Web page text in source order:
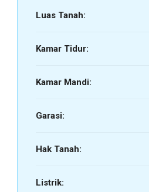
Luas Tanah:
Kamar Tidur:
Kamar Mandi:
Garasi:
Hak Tanah:
Listrik: